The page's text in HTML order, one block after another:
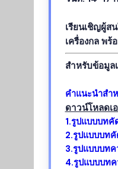
เรียนเชิญผู้ส
เครื่องกล พ
สำหรับข้อมูล
คำแนะนำสำ
ดาวน์โหลดเ
1.รูปแบบบท
2.รูปแบบบท
3.รูปแบบบท
4.รูปแบบบท